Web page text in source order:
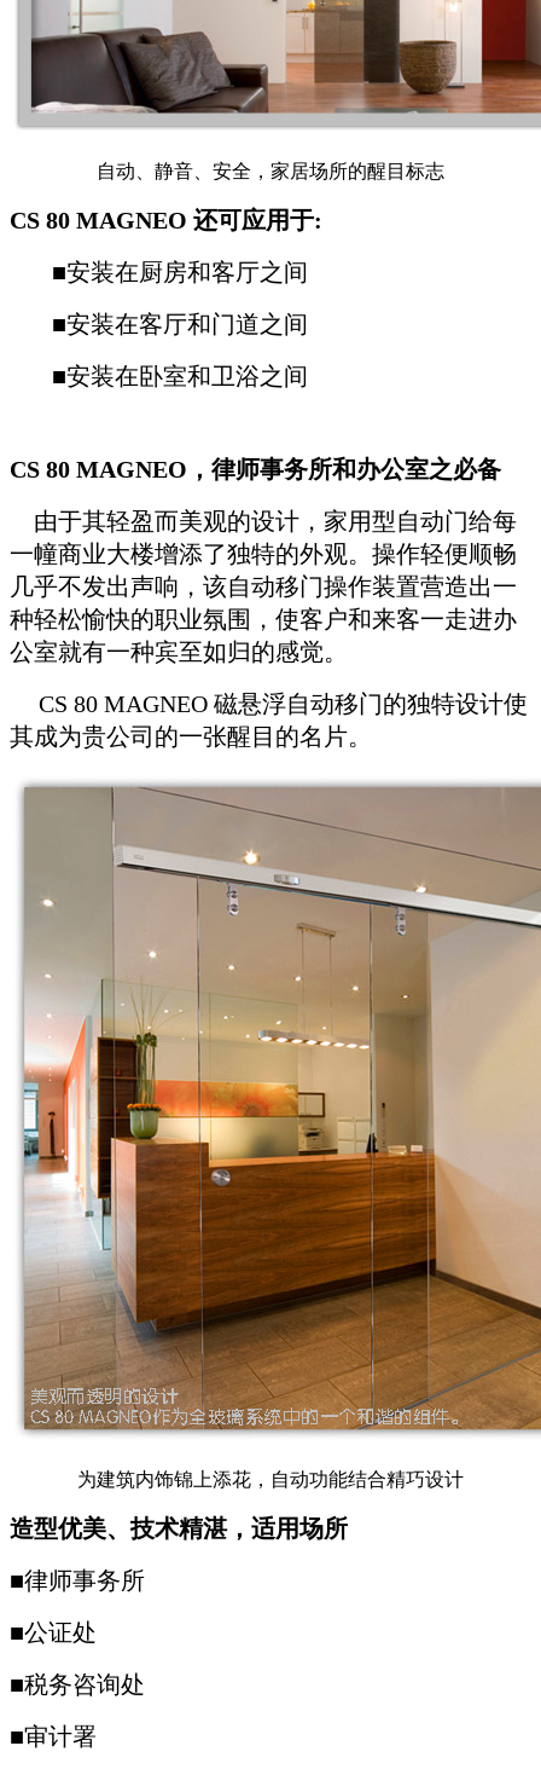
自动、静音、安全，家居场所的醒目标志
CS 80 MAGNEO 还可应用于:
■安装在厨房和客厅之间
■安装在客厅和门道之间
■安装在卧室和卫浴之间
CS 80 MAGNEO ，律师事务所和办公室之必备
由于其轻盈而美观的设计，家用型自动门给每
一幢商业大楼增添了独特的外观。操作轻便顺畅
几乎不发出声响，该自动移门操作装置营造出一
种轻松愉快的职业氛围，使客户和来客一走进办
公室就有一种宾至如归的感觉。
CS 80 MAGNEO 磁悬浮自动移门的独特设计使
其成为贵公司的一张醒目的名片。
为建筑内饰锦上添花，自动功能结合精巧设计
造型优美、技术精湛，适用场所
■律师事务所
■公证处
■税务咨询处
■审计署